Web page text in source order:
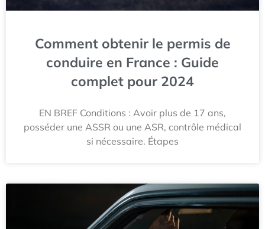
Comment obtenir le permis de
conduire en France : Guide
complet pour 2024
EN BREF Conditions : Avoir plus de 17 ans,
posséder une ASSR ou une ASR, contrôle médical
si nécessaire. Étapes